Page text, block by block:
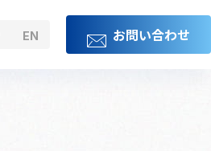
EN お問い合わせ